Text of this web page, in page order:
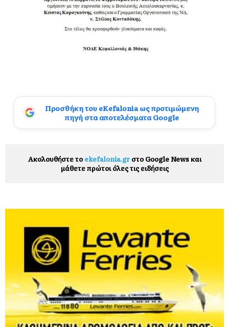
Προσθήκη του eKefalonia ως προτιμώμενη
πηγή στα αποτελέσματα Google
Ακολουθήστε το ekefalonia.grστο Google News και
μάθετε πρώτοι όλες τις ειδήσεις